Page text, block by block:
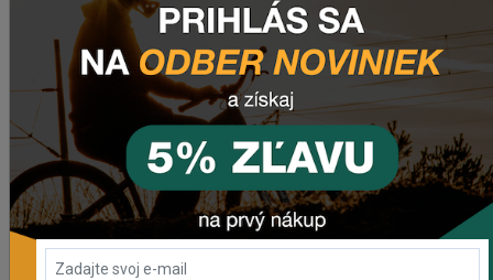
20,50 €
Dres CRUSSIS
66,50 €
Dámsky dres CRUSSIS